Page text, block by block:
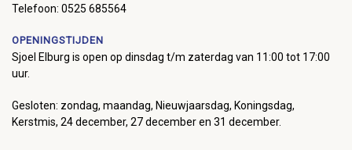
Telefoon: 0525 685564
OPENINGSTIJDEN
Sjoel Elburg is open op dinsdag t/m zaterdag van 11:00 tot 17:00
uur.
Gesloten: zondag, maandag, Nieuwjaarsdag, Koningsdag,
Kerstmis, 24 december, 27 december en 31 december.